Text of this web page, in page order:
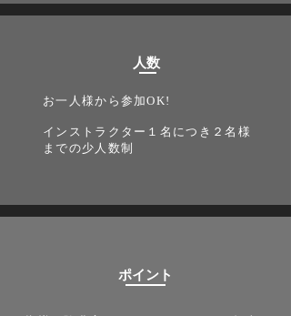
​人数
お一人様から参加OK!
​インストラクター１名につき２名様
までの少人数制
​ポイント